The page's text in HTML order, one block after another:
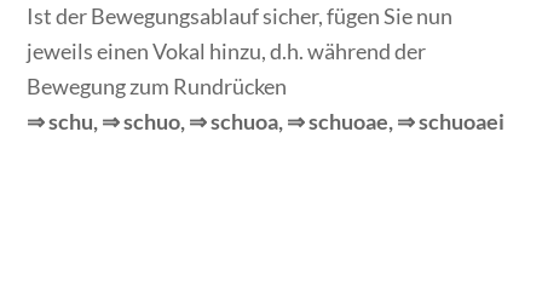
Ist der Bewegungsablauf sicher, fügen Sie nun
jeweils einen Vokal hinzu, d.h. während der
Bewegung zum Rundrücken
⇒ schu, ⇒ schuo, ⇒ schuoa, ⇒ schuoae, ⇒ schuoaei